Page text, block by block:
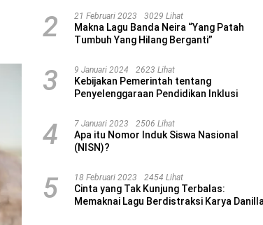
2 21 Februari 2023 3029 Lihat
Makna Lagu Banda Neira “Yang Patah
Tumbuh Yang Hilang Berganti”
3 9 Januari 2024 2623 Lihat
Kebijakan Pemerintah tentang
Penyelenggaraan Pendidikan Inklusi
4 7 Januari 2023 2506 Lihat
Apa itu Nomor Induk Siswa Nasional
(NISN)?
5 18 Februari 2023 2454 Lihat
Cinta yang Tak Kunjung Terbalas:
Memaknai Lagu Berdistraksi Karya Danilla